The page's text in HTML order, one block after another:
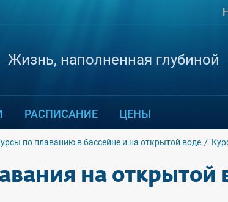
Жизнь, наполненная глубиной
РАСПИСАНИЕ ЦЕНЫ
по плаванию в бассейне и на открытой воде
на открытой